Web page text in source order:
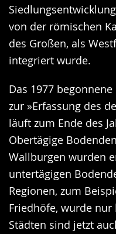
von der römischen
des Großen, als
integriert wurde.
Das 1977
zur »Erfassung des
läuft zum Ende des
Obertägige
Wallburgen wurden
untertägigen
Regionen, zum
Friedhöfe, wurde
Städten sind jetzt